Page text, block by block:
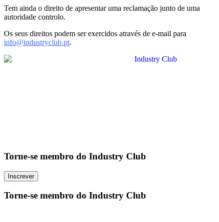
Tem ainda o direito de apresentar uma reclamação junto de uma
autoridade controlo.
Os seus direitos podem ser exercidos através de e-mail para
info@industryclub.pt.
Torne-se membro do Industry Club
Inscrever
Torne-se membro do Industry Club